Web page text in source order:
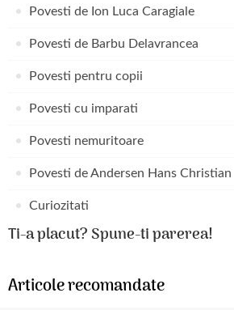
Povesti de Ion Luca Caragiale
Povesti de Barbu Delavrancea
Povesti pentru copii
Povesti cu imparati
Povesti nemuritoare
Povesti de Andersen Hans Christian
Curiozitati
Ti-a placut? Spune-ti parerea!
Articole recomandate